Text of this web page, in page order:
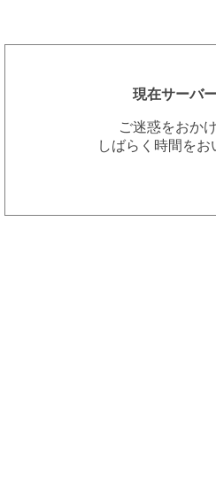
現在サーバ
ご迷惑をおか
しばらく時間を